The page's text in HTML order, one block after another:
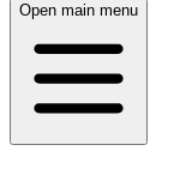
Open main menu